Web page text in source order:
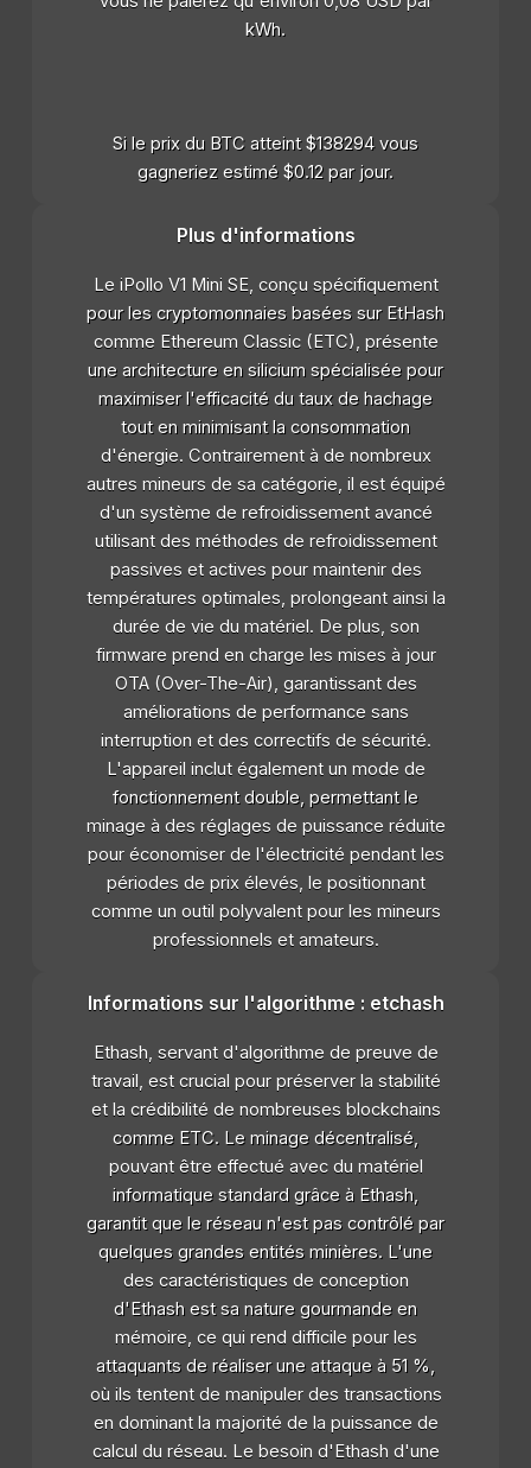
kWh.
Si le prix du BTC atteint $138294 vous
gagneriez estimé $0.12 par jour.
Plus d'informations
Le iPollo V1 Mini SE, conçu spécifiquement
pour les cryptomonnaies basées sur EtHash
comme Ethereum Classic (ETC), présente
une architecture en silicium spécialisée pour
maximiser l'efficacité du taux de hachage
tout en minimisant la consommation
d'énergie. Contrairement à de nombreux
autres mineurs de sa catégorie, il est équipé
d'un système de refroidissement avancé
utilisant des méthodes de refroidissement
passives et actives pour maintenir des
températures optimales, prolongeant ainsi la
durée de vie du matériel. De plus, son
firmware prend en charge les mises à jour
OTA (Over-The-Air), garantissant des
améliorations de performance sans
interruption et des correctifs de sécurité.
L'appareil inclut également un mode de
fonctionnement double, permettant le
minage à des réglages de puissance réduite
pour économiser de l'électricité pendant les
périodes de prix élevés, le positionnant
comme un outil polyvalent pour les mineurs
professionnels et amateurs.
Informations sur l'algorithme : etchash
Ethash, servant d'algorithme de preuve de
travail, est crucial pour préserver la stabilité
et la crédibilité de nombreuses blockchains
comme ETC. Le minage décentralisé,
pouvant être effectué avec du matériel
informatique standard grâce à Ethash,
garantit que le réseau n'est pas contrôlé par
quelques grandes entités minières. L'une
des caractéristiques de conception
d'Ethash est sa nature gourmande en
mémoire, ce qui rend difficile pour les
attaquants de réaliser une attaque à 51 %,
où ils tentent de manipuler des transactions
en dominant la majorité de la puissance de
calcul du réseau. Le besoin d'Ethash d'une